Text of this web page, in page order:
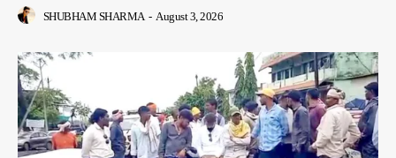
SHUBHAM SHARMA - August 3, 2026